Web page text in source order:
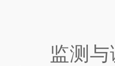
监测与调